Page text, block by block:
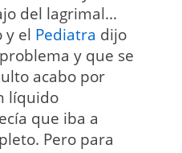
del lagrimal...
y el Pediatra dijo
y que se
acabo por
líquido
que iba a
Pero para